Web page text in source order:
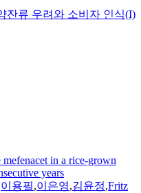
잔류 우려와 소비자 인식(I)
in a rice-grown
years
이용필,이은영,김윤정,Fritz